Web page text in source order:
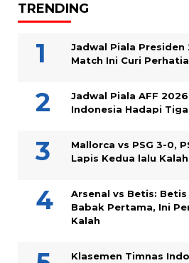
TRENDING
Jadwal Piala Presiden
Match Ini Curi
Jadwal Piala AFF
Indonesia Hadapi
Mallorca vs PSG 3-0,
Lapis Kedua lalu
Arsenal vs Betis:
Babak Pertama, Ini
Kalah
Klasemen Timnas